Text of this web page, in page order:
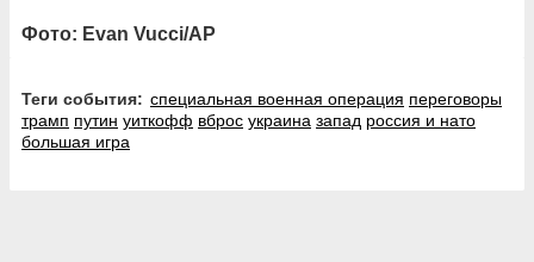
Фото: Evan Vucci/AP
Теги события: специальная военная операция переговоры
трамп путин уиткофф вброс украина запад россия и нато
большая игра